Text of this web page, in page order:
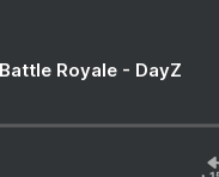
Royale - DayZ